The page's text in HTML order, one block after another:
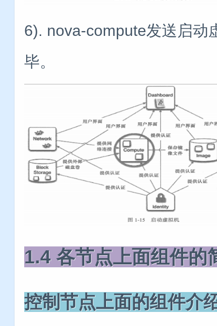
6). nova-compute发送启动
毕。
1.4 各节点上面组件的
控制节点上面的组件介